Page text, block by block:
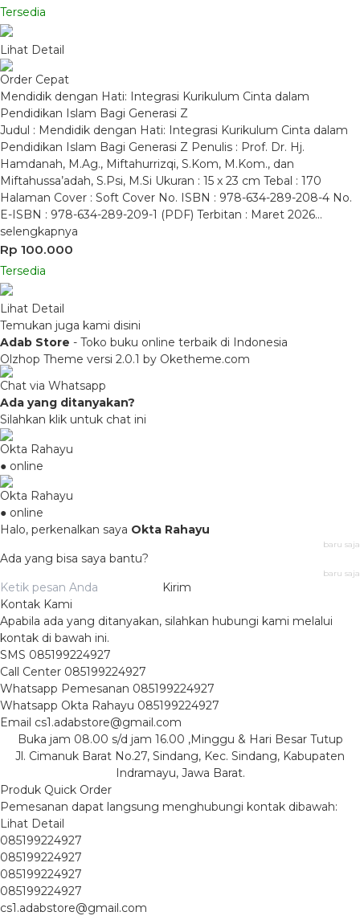
Tersedia
Lihat Detail
Order Cepat
Mendidik dengan Hati: Integrasi Kurikulum Cinta dalam
Pendidikan Islam Bagi Generasi Z
Judul : Mendidik dengan Hati: Integrasi Kurikulum Cinta dalam
Pendidikan Islam Bagi Generasi Z Penulis : Prof. Dr. Hj.
Hamdanah, M.Ag., Miftahurrizqi, S.Kom, M.Kom., dan
Miftahussa’adah, S.Psi, M.Si Ukuran : 15 x 23 cm Tebal : 170
Halaman Cover : Soft Cover No. ISBN : 978-634-289-208-4 No.
E-ISBN : 978-634-289-209-1 (PDF) Terbitan : Maret 2026…
selengkapnya
Rp 100.000
Tersedia
Lihat Detail
Temukan juga kami disini
Adab Store - Toko buku online terbaik di Indonesia
Olzhop Theme versi 2.0.1 by Oketheme.com
Chat via Whatsapp
Ada yang ditanyakan?
Silahkan klik untuk chat ini
Okta Rahayu
● online
Okta Rahayu
● online
Halo, perkenalkan saya Okta Rahayu
baru saja
Ada yang bisa saya bantu?
baru saja
Kirim
Kontak Kami
Apabila ada yang ditanyakan, silahkan hubungi kami melalui
kontak di bawah ini.
SMS 085199224927
Call Center 085199224927
Whatsapp Pemesanan 085199224927
Whatsapp Okta Rahayu 085199224927
Email cs1.adabstore@gmail.com
Buka jam 08.00 s/d jam 16.00 ,Minggu & Hari Besar Tutup
Jl. Cimanuk Barat No.27, Sindang, Kec. Sindang, Kabupaten
Indramayu, Jawa Barat.
Produk Quick Order
Pemesanan dapat langsung menghubungi kontak dibawah:
Lihat Detail
085199224927
085199224927
085199224927
085199224927
cs1.adabstore@gmail.com